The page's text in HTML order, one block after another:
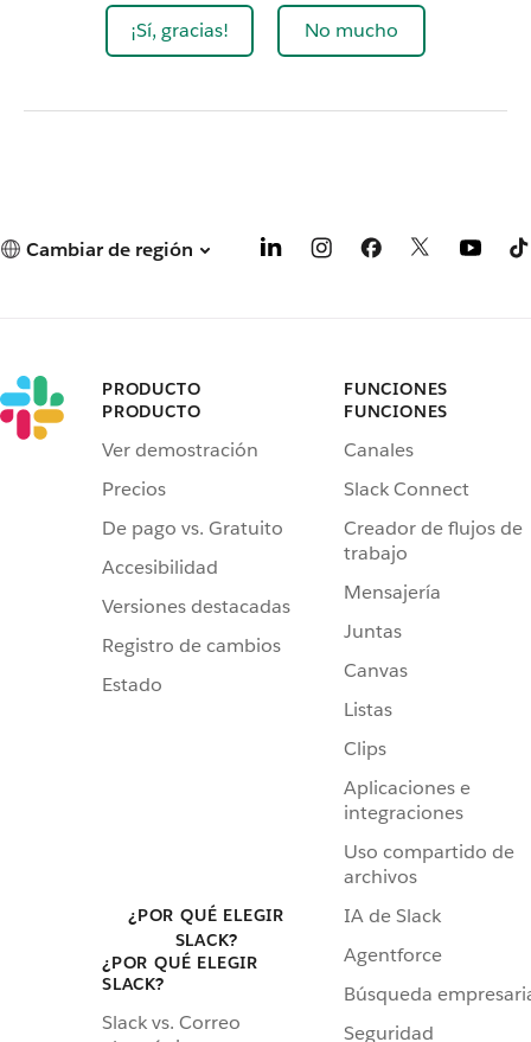
¡Sí, gracias! No mucho
Cambiar de región
PRODUCTO
PRODUCTO
Ver demostración
Precios
De pago vs. Gratuito
Accesibilidad
Versiones destacadas
Registro de cambios
Estado
¿POR QUÉ ELEGIR
SLACK?
¿POR QUÉ ELEGIR
SLACK?
Slack vs. Correo
FUNCIONES
FUNCIONES
Canales
Slack Connect
Creador de flujos de
trabajo
Mensajería
Juntas
Canvas
Listas
Clips
Aplicaciones e
integraciones
Uso compartido de
archivos
IA de Slack
Agentforce
Búsqueda
Seguridad